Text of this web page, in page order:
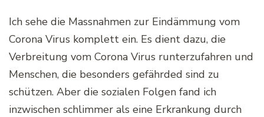
Ich sehe die Massnahmen zur Eindämmung vom
Corona Virus komplett ein. Es dient dazu, die
Verbreitung vom Corona Virus runterzufahren und
Menschen, die besonders gefährded sind zu
schützen. Aber die sozialen Folgen fand ich
inzwischen schlimmer als eine Erkrankung durch